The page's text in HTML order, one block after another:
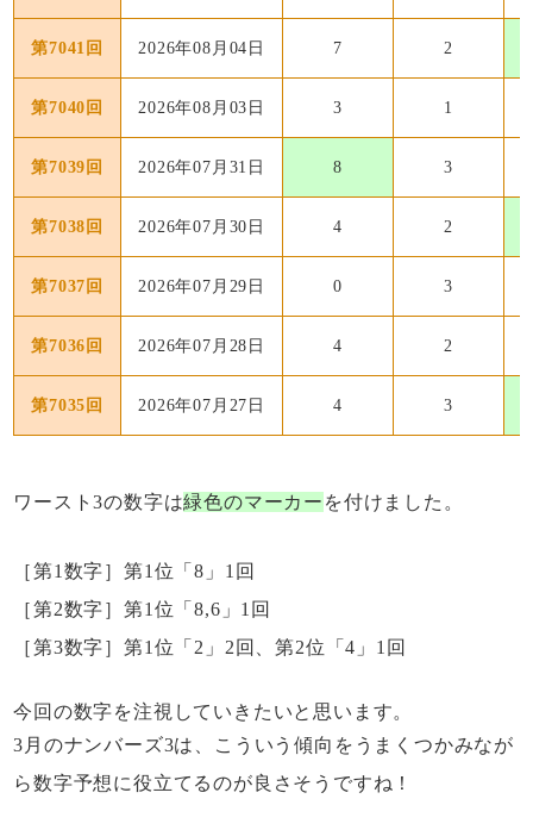
第7041回 2026年08月04日 7 2
第7040回 2026年08月03日 3 1
第7039回 2026年07月31日 8 3
第7038回 2026年07月30日 4 2
第7037回 2026年07月29日 0 3
第7036回 2026年07月28日 4 2
第7035回 2026年07月27日 4 3
ワースト3の数字は緑色のマーカー を付けました。
［第1数字］第1位「8」1回
［第2数字］第1位「8,6」1回
［第3数字］第1位「2」2回、第2位「4」1回
今回の数字を注視していきたいと思います。
3月のナンバーズ3は、こういう傾向をうまくつかみなが
ら数字予想に役立てるのが良さそうですね！